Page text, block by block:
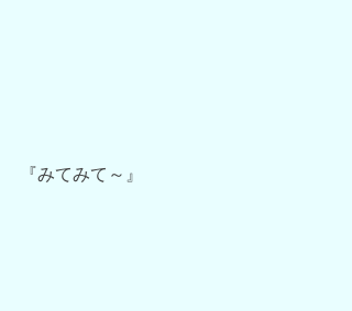
『みてみて～』